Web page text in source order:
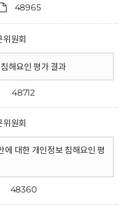
48965
위원회
해요인 평가 결과
48712
위원회
에 대한 개인정보 침해요인 평
48360